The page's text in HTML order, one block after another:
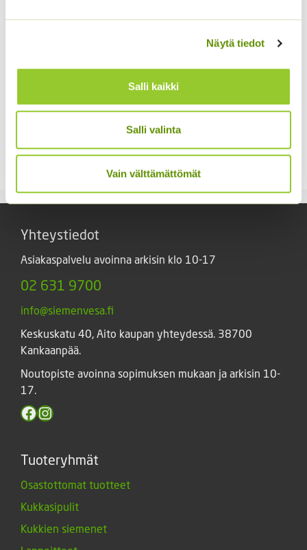
Näytä tiedot
Salli kaikki
Salli valinta
Vain välttämättömät
Tours Native
Sisältää arvonlisäveron
Kääpiöauringonkukka
Yhteystiedot
Asiakaspalvelu avoinna arkisin klo 10-17
02 631 9700
info@siemenvesa.fi
Keskuskatu 40, Aito kaupan yhteydessä. 38700
Kankaanpää.
Noutopiste avoinna sopimuksen mukaan ja arkisin 10-
17.
Facebook
Instagram
Tuoteryhmät
Osastottomat tuotteet
Kukkasipulit
Kukkien siemenet